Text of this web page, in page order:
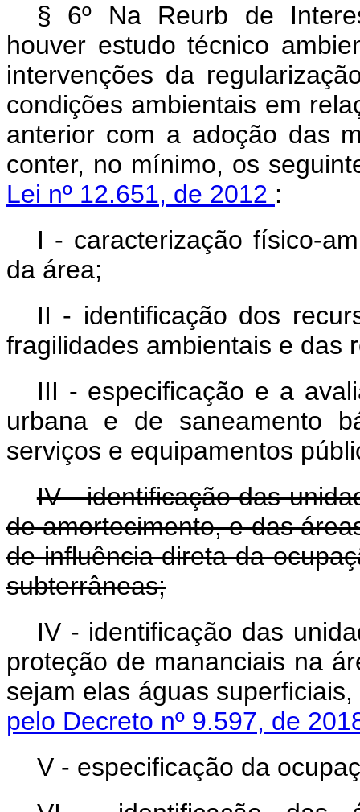
§ 6º Na Reurb de
houver estudo técnico
intervenções da
condições ambientais em
anterior com a adoção das
conter, no mínimo, os
Lei nº 12.651, de 2012 :
I - caracterização físico-
da área;
II - identificação dos
fragilidades ambientais e das
III - especificação e a
urbana e de saneamento
serviços e equipamentos
IV - identificação das
de amortecimento, e das
de influência direta da
subterrâneas;
IV - identificação das
proteção de mananciais na
sejam elas águas
pelo Decreto nº 9.597, de
V - especificação da